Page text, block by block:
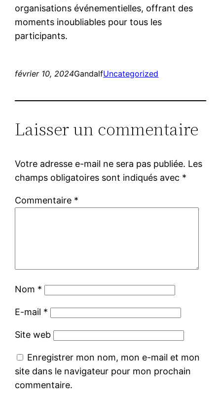
organisations événementielles, offrant des
moments inoubliables pour tous les
participants.
février 10, 2024GandalfUncategorized
Laisser un commentaire
Votre adresse e-mail ne sera pas publiée. Les
champs obligatoires sont indiqués avec *
Commentaire *
Nom *
E-mail *
Site web
Enregistrer mon nom, mon e-mail et mon
site dans le navigateur pour mon prochain
commentaire.